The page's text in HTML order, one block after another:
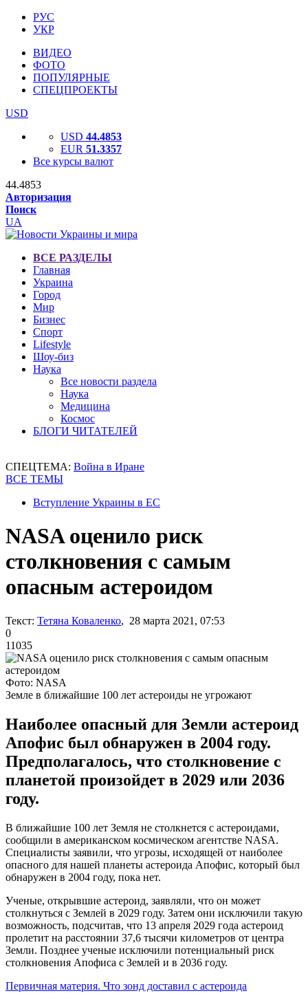
РУС
УКР
ВИДЕО
ФОТО
ПОПУЛЯРНЫЕ
СПЕЦПРОЕКТЫ
USD
USD 44.4853
EUR 51.3357
Все курсы валют
44.4853
Авторизация
Поиск
UA
ВСЕ РАЗДЕЛЫ
Главная
Украина
Город
Мир
Бизнес
Спорт
Lifestyle
Шоу-биз
Наука
Все новости раздела
Наука
Медицина
Космос
БЛОГИ ЧИТАТЕЛЕЙ
СПЕЦТЕМА: Война в Иране
ВСЕ ТЕМЫ
Вступление Украины в ЕС
NASA оценило риск
столкновения с самым
опасным астероидом
Текст: Тетяна Коваленко, 28 марта 2021, 07:53
0
11035
Фото: NASA
Земле в ближайшие 100 лет астероиды не угрожают
Наиболее опасный для Земли астероид
Апофис был обнаружен в 2004 году.
Предполагалось, что столкновение с
планетой произойдет в 2029 или 2036
году.
В ближайшие 100 лет Земля не столкнется с астероидами,
сообщили в американском космическом агентстве NASA.
Специалисты заявили, что угрозы, исходящей от наиболее
опасного для нашей планеты астероида Апофис, который был
обнаружен в 2004 году, пока нет.
Ученые, открывшие астероид, заявляли, что он может
столкнуться с Землей в 2029 году. Затем они исключили такую
возможность, подсчитав, что 13 апреля 2029 года астероид
пролетит на расстоянии 37,6 тысячи километров от центра
Земли. Позднее ученые исключили потенциальный риск
столкновения Апофиса с Землей и в 2036 году.
Первичная материя. Что зонд доставил с астероида